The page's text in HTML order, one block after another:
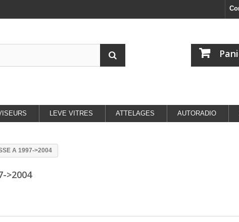
LEVE VITRES ATTELAGES AUTORADIO
A 1997->2004
>2004